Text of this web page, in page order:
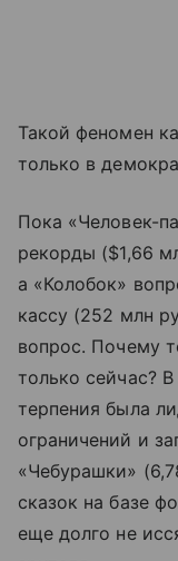
Такой феномен
только в
Пока «Человек-
рекорды ($1,66
а «Колобок»
кассу (252 млн
вопрос. Почему
только сейчас?
терпения была
ограничений и
«Чебурашки»
сказок на базе
еще долго не